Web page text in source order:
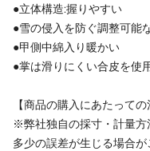
●立体構造:握りやすい
●雪の侵入を防ぐ調整可能
●甲側中綿入り暖かい
●掌は滑りにくい合皮を使
【商品の購入にあたっての
※弊社独自の採寸・計量方
多少の誤差が生じる場合が